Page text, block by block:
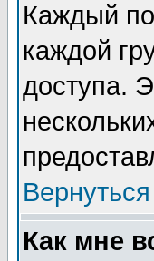
Каждый
каждой
доступа.
Как мне